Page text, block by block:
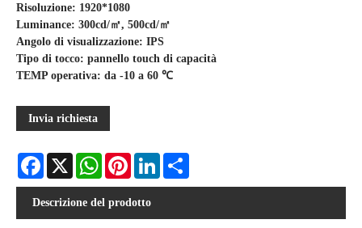
Risoluzione: 1920*1080
Luminance: 300cd/㎡, 500cd/㎡
Angolo di visualizzazione: IPS
Tipo di tocco: pannello touch di capacità
TEMP operativa: da -10 a 60 ℃
Invia richiesta
Facebook
X WhatsAppPinterestLinkedIn
Descrizione del prodotto